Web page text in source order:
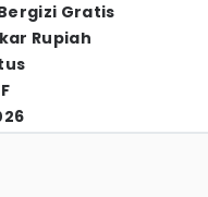
Gratis
Rupiah